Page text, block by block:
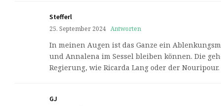
Stefferl
25. September 2024 Antworten
In meinen Augen ist das Ganze ein
und Annalena im Sessel bleiben können. Die
Regierung, wie Ricarda Lang oder der Nouripour.
GJ